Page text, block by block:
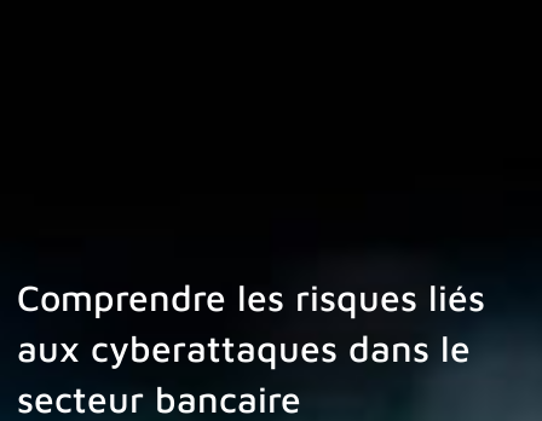
Comprendre les risques liés
aux cyberattaques dans le
secteur bancaire